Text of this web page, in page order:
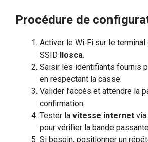
Procédure de
Activer le Wi‑Fi sur le
SSID
Ilosca.
Saisir les identifiants fournis
en respectant la casse.
Valider l’accès et attendre la
confirmation.
Tester la vitesse internet
pour vérifier la bande
Si besoin, positionner un